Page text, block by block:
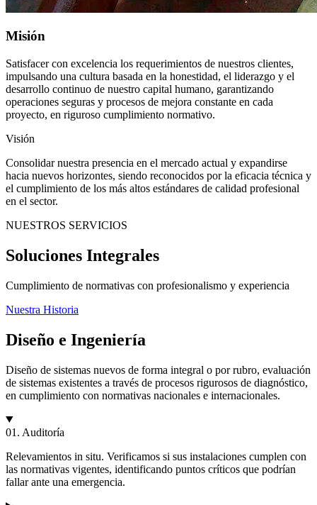
Misión
Satisfacer con excelencia los requerimientos de nuestros clientes,
impulsando una cultura basada en la honestidad, el liderazgo y el
desarrollo continuo de nuestro capital humano, garantizando
operaciones seguras y procesos de mejora constante en cada
proyecto, en riguroso cumplimiento normativo.
Visión
Consolidar nuestra presencia en el mercado actual y expandirse
hacia nuevos horizontes, siendo reconocidos por la eficacia técnica y
el cumplimiento de los más altos estándares de calidad profesional
en el sector.
NUESTROS SERVICIOS
Soluciones Integrales
Cumplimiento de normativas con profesionalismo y experiencia
Nuestra Historia
Diseño e Ingeniería
Diseño de sistemas nuevos de forma integral o por rubro, evaluación
de sistemas existentes a través de procesos rigurosos de diagnóstico,
en cumplimiento con normativas nacionales e internacionales.
01. Auditoría
Relevamientos in situ. Verificamos si sus instalaciones cumplen con
las normativas vigentes, identificando puntos críticos que podrían
fallar ante una emergencia.